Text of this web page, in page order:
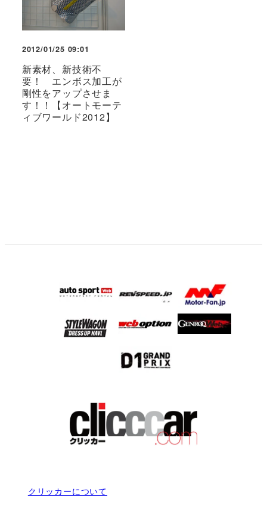
2012/01/25 09:01
新素材、新技術不
要！ エンボス加工が
剛性をアップさせま
す！！【オートモーテ
ィブワールド2012】
クリッカーについて